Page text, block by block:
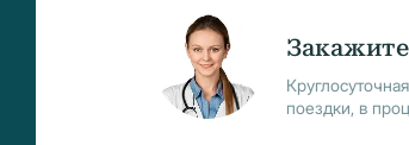
поездки, в